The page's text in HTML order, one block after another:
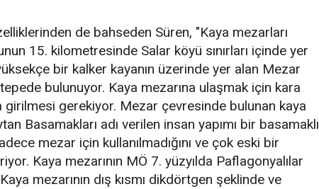
de bahseden Süren, "Kaya mezarları
15. kilometresinde Salar köyü sınırları içinde yer
bir kalker kayanın üzerinde yer alan Mezar
bulunuyor. Kaya mezarına ulaşmak için kara
girilmesi gerekiyor. Mezar çevresinde bulunan kaya
Basamakları adı verilen insan yapımı bir basamaklı
mezar için kullanılmadığını ve çok eski bir
Kaya mezarının MÖ 7. yüzyılda Paflagonyalılar
Kaya mezarının dış kısmı dikdörtgen şeklinde ve